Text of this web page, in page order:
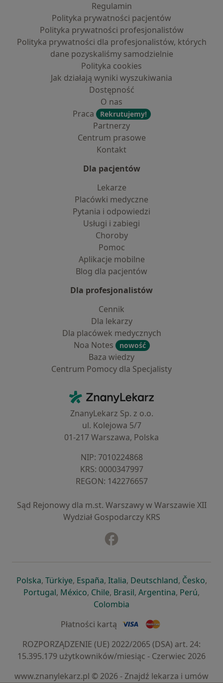
Regulamin
Polityka prywatności pacjentów
Polityka prywatności profesjonalistów
Polityka prywatności dla profesjonalistów, których
dane pozyskaliśmy samodzielnie
Polityka cookies
Jak działają wyniki wyszukiwania
Dostępność
O nas
Praca
Rekrutujemy!
Partnerzy
Centrum prasowe
Kontakt
Dla pacjentów
Lekarze
Placówki medyczne
Pytania i odpowiedzi
Usługi i zabiegi
Choroby
Pomoc
Aplikacje mobilne
Blog dla pacjentów
Dla profesjonalistów
Cennik
Dla lekarzy
Dla placówek medycznych
Noa Notes
nowość
Baza wiedzy
Centrum Pomocy dla Specjalisty
ZnanyLekarz - Strona główna
ZnanyLekarz Sp. z o.o.
ul. Kolejowa 5/7
01-217 Warszawa, Polska
NIP: ⁠7010224868
KRS: ⁠0000347997
REGON: ⁠142276657
Sąd Rejonowy dla m.st. Warszawy w Warszawie XII
Wydział Gospodarczy KRS
Polskaotwiera się w nowej karcie
, Türkiyeotwiera się w nowej karcie
, Españaotwiera się w nowej karcie
, Italiaotwiera się w nowej
, Deutschlandotwiera się
, Česko,
Portugalotwiera się w nowej karcie
, Méxicootwiera się w nowej karcie
, Chileotwiera się w nowej karcie
, Brasilotwiera się w nowej
, Argentinaotwiera się
, Perú,
Colombia
Płatności kartą
ROZPORZĄDZENIE (UE) 2022/2065 (DSA) art. 24:
15.395.179 użytkowników/miesiąc - Czerwiec 2026
www.znanylekarz.pl © 2026 - Znajdź lekarza i umów